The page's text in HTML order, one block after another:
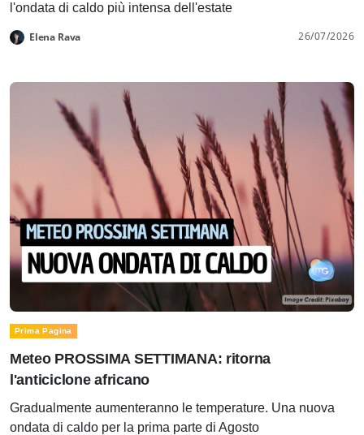
l'ondata di caldo più intensa dell'estate
Elena Rava 26/07/2026
Prima Pagina
Meteo PROSSIMA SETTIMANA: ritorna
l'anticiclone africano
Gradualmente aumenteranno le temperature. Una nuova
ondata di caldo per la prima parte di Agosto